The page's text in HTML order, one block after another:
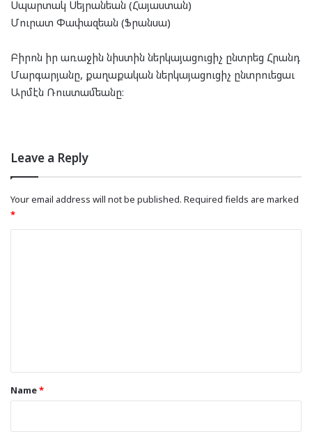
Սպարտակ Սեյրանեան (Հայաստան)
Մուրատ Փափազեան (Ֆրանսա)
Բիրոն իր առաջին նիստին ներկայացուցիչ ընտրեց Հրանդ
Մարգարյանը, քաղաքական ներկայացուցիչ ընտրուեցաւ
Արմէն Ռուստամեանը։
Leave a Reply
Your email address will not be published. Required fields are marked
*
*Name*